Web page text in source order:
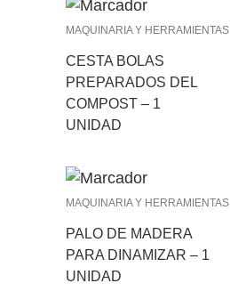
MAQUINARIA Y HERRAMIENTAS
CESTA BOLAS
PREPARADOS DEL
COMPOST – 1
UNIDAD
MAQUINARIA Y HERRAMIENTAS
PALO DE MADERA
PARA DINAMIZAR – 1
UNIDAD